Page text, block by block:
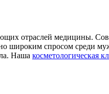
отраслей медицины.
широким спросом среди
Наша косметологическая